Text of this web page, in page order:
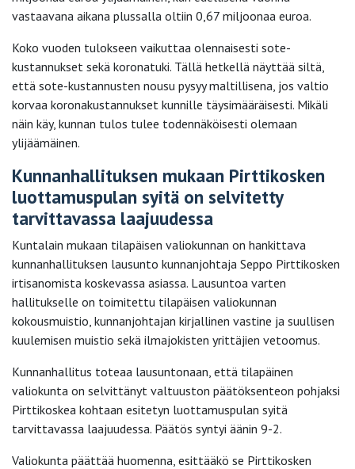
vastaavana aikana plussalla oltiin 0,67 miljoonaa euroa.
Koko vuoden tulokseen vaikuttaa olennaisesti sote-
kustannukset sekä koronatuki. Tällä hetkellä näyttää siltä,
että sote-kustannusten nousu pysyy maltillisena, jos valtio
korvaa koronakustannukset kunnille täysimääräisesti. Mikäli
näin käy, kunnan tulos tulee todennäköisesti olemaan
ylijäämäinen.
Kunnanhallituksen mukaan Pirttikosken
luottamuspulan syitä on selvitetty
tarvittavassa laajuudessa
Kuntalain mukaan tilapäisen valiokunnan on hankittava
kunnanhallituksen lausunto kunnanjohtaja Seppo Pirttikosken
irtisanomista koskevassa asiassa. Lausuntoa varten
hallitukselle on toimitettu tilapäisen valiokunnan
kokousmuistio, kunnanjohtajan kirjallinen vastine ja suullisen
kuulemisen muistio sekä ilmajokisten yrittäjien vetoomus.
Kunnanhallitus toteaa lausuntonaan, että tilapäinen
valiokunta on selvittänyt valtuuston päätöksenteon pohjaksi
Pirttikoskea kohtaan esitetyn luottamuspulan syitä
tarvittavassa laajuudessa. Päätös syntyi äänin 9-2.
Valiokunta päättää huomenna, esittääkö se Pirttikosken